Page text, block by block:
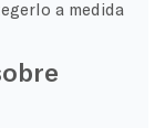
a medida